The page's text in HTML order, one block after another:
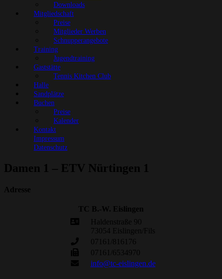
Downloads
Mitgliedschaft
Preise
Mitglieder Werben
Schnupperangebote
Training
Jugendtraining
Gaststätte
Tennis Kitchen Club
Halle
Sandplätze
Buchen
Preise
Kalender
Kontakt
Impressum
Datenschutz
Damen 1 – ETV Nürtingen 1
Adresse
TC B.-W. Eislingen
Haldenstraße 90
73054 Eislingen/Fils
07161/816176
07161/6534970
info@tc-eislingen.de